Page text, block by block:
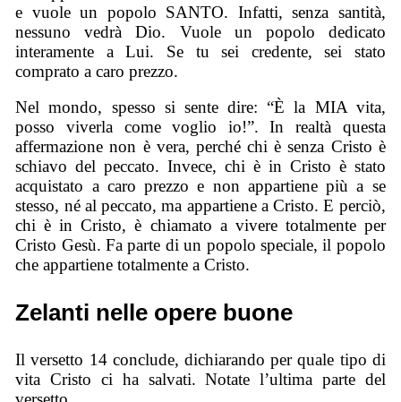
e vuole un popolo SANTO. Infatti, senza santità,
nessuno vedrà Dio. Vuole un popolo dedicato
interamente a Lui. Se tu sei credente, sei stato
comprato a caro prezzo.
Nel mondo, spesso si sente dire: “È la MIA vita,
posso viverla come voglio io!”. In realtà questa
affermazione non è vera, perché chi è senza Cristo è
schiavo del peccato. Invece, chi è in Cristo è stato
acquistato a caro prezzo e non appartiene più a se
stesso, né al peccato, ma appartiene a Cristo. E perciò,
chi è in Cristo, è chiamato a vivere totalmente per
Cristo Gesù. Fa parte di un popolo speciale, il popolo
che appartiene totalmente a Cristo.
Zelanti nelle opere buone
Il versetto 14 conclude, dichiarando per quale tipo di
vita Cristo ci ha salvati. Notate l’ultima parte del